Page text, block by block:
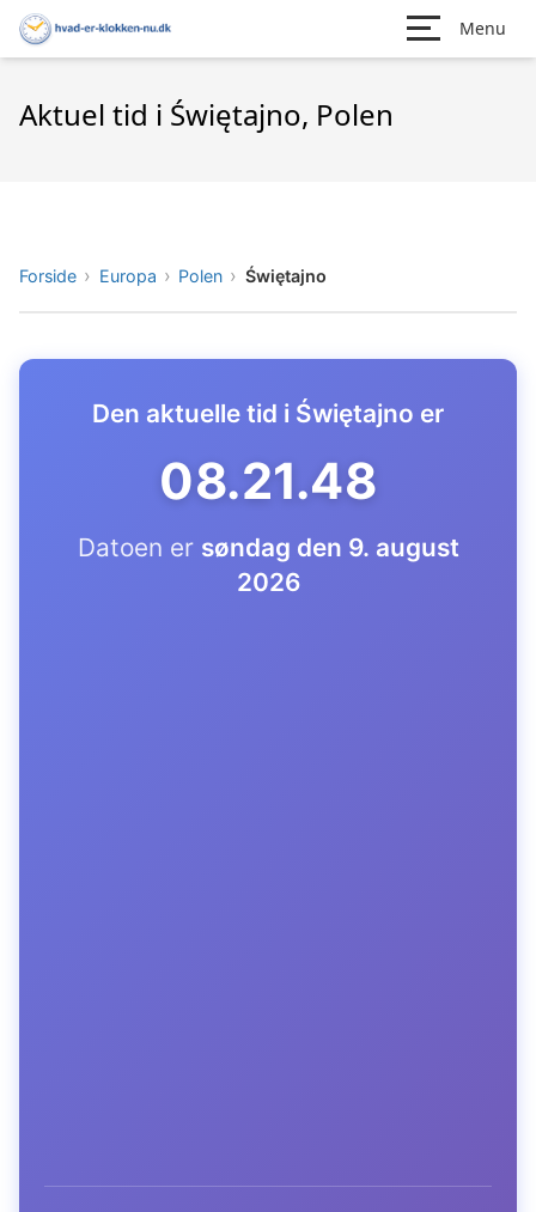
Menu
Aktuel tid i Świętajno, Polen
Forside Europa Polen Świętajno
Den aktuelle tid i Świętajno er
08.21.49
Datoen er søndag den 9. august
2026